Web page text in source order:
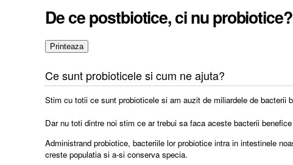
De ce postbiotice, ci nu probiotice?
Ce sunt probioticele si cum ne ajuta?
Stim cu totii ce sunt probioticele si am auzit de miliardele de bacterii
Dar nu toti dintre noi stim ce ar trebui sa faca aceste bacterii
Administrand probiotice, bacteriile lor probiotice intra in intestinele
creste populatia si a-si conserva specia.